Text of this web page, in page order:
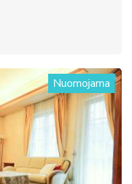
Nuomojama